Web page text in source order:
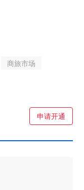
商旅市场
申请开通